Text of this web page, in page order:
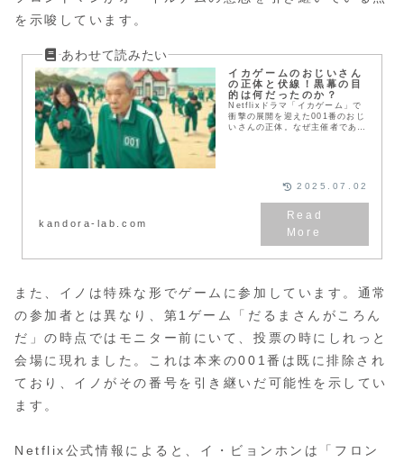
を示唆しています。
イカゲームのおじいさん
の正体と伏線！黒幕の目
的は何だったのか？
Netflixドラマ「イカゲーム」で
衝撃の展開を迎えた001番のおじ
いさんの正体。なぜ主催者であり
kandora-lab.com
2025.07.02
また、イノは特殊な形でゲームに参加しています。通常
の参加者とは異なり、第1ゲーム「だるまさんがころん
だ」の時点ではモニター前にいて、投票の時にしれっと
会場に現れました。これは本来の001番は既に排除され
ており、イノがその番号を引き継いだ可能性を示してい
ます。
Netflix公式情報によると、イ・ビョンホンは「フロン